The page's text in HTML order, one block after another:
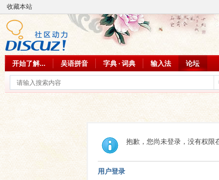
收藏本站
开始了解... 吴语拼音 字典 · 词典 输入法 论坛
抱歉，您尚未登录，没有权限
用户登录